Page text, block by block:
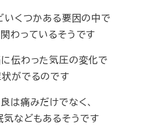
いくつかある要因の中で
わっているそうです
伝わった気圧の変化で
がでるのです
は痛みだけでなく、
気などもあるそうです